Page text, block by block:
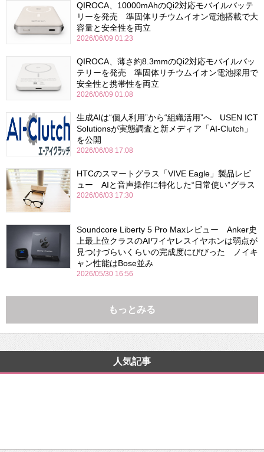
QIROCA、10000mAhのQi2対応モバイルバッテ
リーを発売 準固体リチウムイオン電池搭載で大
容量と安全性を両立
2026/06/09 01:23
QIROCA、薄さ約8.3mmのQi2対応モバイルバッ
テリーを発売 準固体リチウムイオン電池採用で
安全性と携帯性を両立
2026/06/09 01:08
生成AIは“個人利用”から“組織活用”へ USEN ICT
Solutionsが実態調査と新メディア「AI-Clutch」
を公開
2026/06/08 17:08
HTCのスマートグラス「VIVE Eagle」製品レビ
ュー AIと音声操作に特化した“日常使い”グラス
2026/06/03 17:30
Soundcore Liberty 5 Pro Maxレビュー Anker史
上最上位クラスのAIワイヤレスイヤホンは弱点が
見つけづらいくらいの完成度にびびった ノイキ
ャン性能はBose並み
2026/05/30 16:56
もっとみる
人気記事